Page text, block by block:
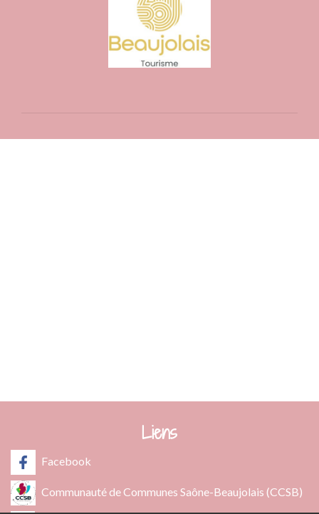
Liens
Facebook
Communauté de Communes Saône-Beaujolais (CCSB)